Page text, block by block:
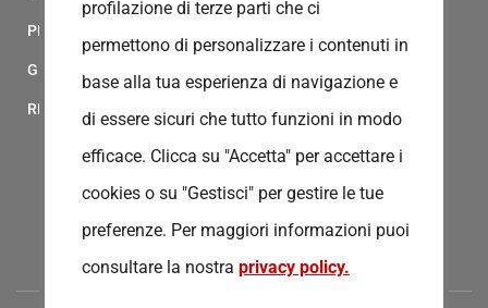
PRIVACY
GESTIONALE GAIA
RED CLOUD
profilazione di terze parti che ci
permettono di personalizzare i contenuti in
base alla tua esperienza di navigazione e
di essere sicuri che tutto funzioni in modo
efficace. Clicca su "Accetta" per accettare i
cookies o su "Gestisci" per gestire le tue
preferenze. Per maggiori informazioni puoi
consultare la nostra privacy policy.